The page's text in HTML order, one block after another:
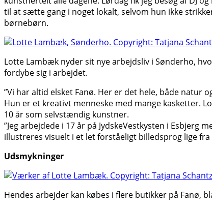
til at sætte gang i noget lokalt, selvom hun ikke
børnebørn.
Lotte Lambæk nyder sit nye arbejdsliv i Sønderho,
fordybe sig i arbejdet.
”Vi har altid elsket Fanø. Her er det hele, både natur
Hun er et kreativt menneske med mange kasketter.
10 år som selvstændig kunstner.
”Jeg arbejdede i 17 år på JydskeVestkysten i
illustreres visuelt i et let forståeligt billedsprog lige
Udsmykninger
Hendes arbejder kan købes i flere butikker på Fanø,